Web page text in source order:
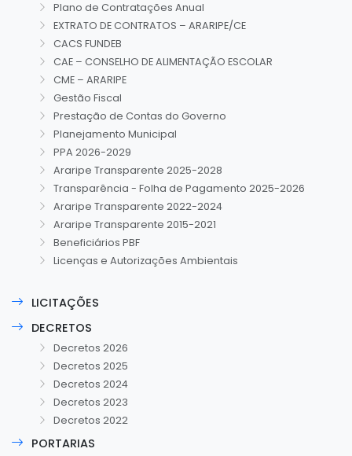
Plano de Contratações Anual
EXTRATO DE CONTRATOS – ARARIPE/CE
CACS FUNDEB
CAE – CONSELHO DE ALIMENTAÇÃO ESCOLAR
CME – ARARIPE
Gestão Fiscal
Prestação de Contas do Governo
Planejamento Municipal
PPA 2026-2029
Araripe Transparente 2025-2028
Transparência - Folha de Pagamento 2025-2026
Araripe Transparente 2022-2024
Araripe Transparente 2015-2021
Beneficiários PBF
Licenças e Autorizações Ambientais
LICITAÇÕES
DECRETOS
Decretos 2026
Decretos 2025
Decretos 2024
Decretos 2023
Decretos 2022
PORTARIAS